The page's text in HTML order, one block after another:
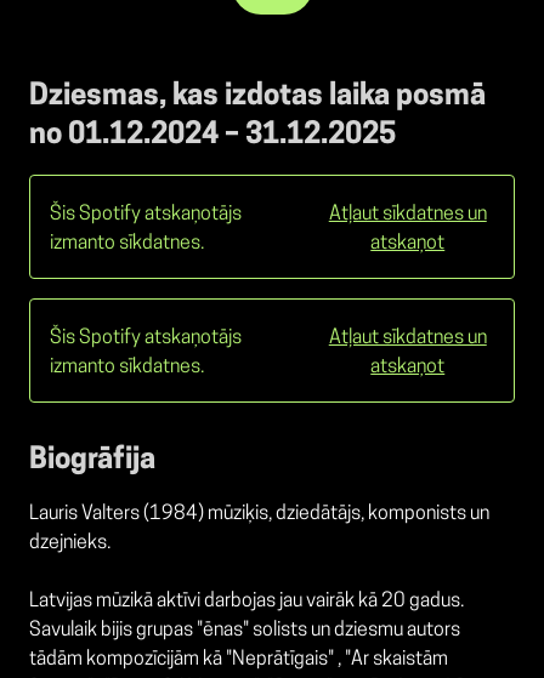
Dziesmas, kas izdotas laika posmā
no 01.12.2024 – 31.12.2025
Šis Spotify atskaņotājs
izmanto sīkdatnes.
Atļaut sīkdatnes un
atskaņot
Šis Spotify atskaņotājs
izmanto sīkdatnes.
Atļaut sīkdatnes un
atskaņot
Biogrāfija
Lauris Valters (1984) mūziķis, dziedātājs, komponists un
dzejnieks.
Latvijas mūzikā aktīvi darbojas jau vairāk kā 20 gadus.
Savulaik bijis grupas "ēnas" solists un dziesmu autors
tādām kompozīcijām kā "Neprātīgais" , "Ar skaistām